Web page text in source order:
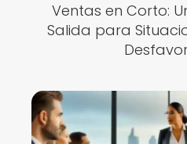
Ventas en Corto:
Salida para